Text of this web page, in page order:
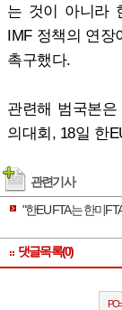
는 것이 아니라
IMF 정책의 연장
촉구했다.
관련해 범국본
의대회, 18일 한
관련기사
"한EU FTA는 한미
댓글목록(0)
PC